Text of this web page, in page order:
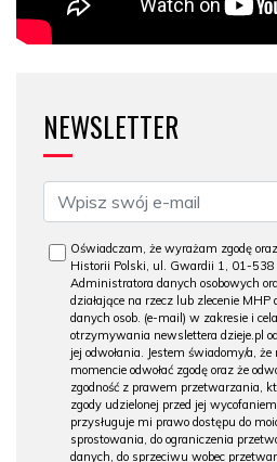
NEWSLETTER
Oświadczam, że wyrażam zgodę
Historii Polski, ul. Gwardii 1, 01-538
Administratora danych osobowych
działające na rzecz lub zlecenie
danych osob. (e-mail) w zakresie i
otrzymywania newslettera dzieje.pl
jej odwołania. Jestem świadomy/a,
momencie odwołać zgodę oraz że
zgodność z prawem przetwarzania,
zgody udzielonej przed jej
przysługuje mi prawo dostępu do
sprostowania, do ograniczenia
danych, do sprzeciwu wobec